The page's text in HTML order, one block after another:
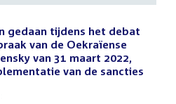
gedaan tijdens het debat
van de Oekraïense
van 31 maart 2022,
van de sancties